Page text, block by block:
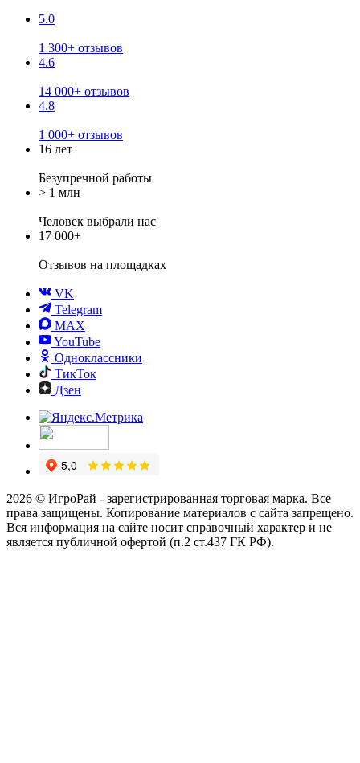
5.0
1 300+ отзывов
4.6
14 000+ отзывов
4.8
1 000+ отзывов
16 лет
Безупречной работы
> 1 млн
Человек выбрали нас
17 000+
Отзывов на площадках
VK
Telegram
MAX
YouTube
Одноклассники
ТикТок
Дзен
2026 © ИгроРай - зарегистрированная торговая марка. Все
права защищены. Копирование материалов с сайта запрещено.
Вся информация на сайте носит справочный характер и не
является публичной офертой (п.2 ст.437 ГК РФ).